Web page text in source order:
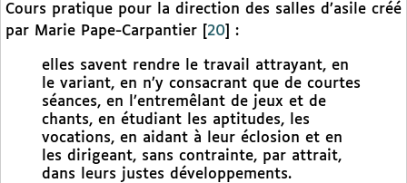
Cours pratique pour la direction des salles d’asile créé
par Marie Pape-Carpantier
20 :
elles savent rendre le travail attrayant, en
le variant, en n’y consacrant que de courtes
séances, en l’entremêlant de jeux et de
chants, en étudiant les aptitudes, les
vocations, en aidant à leur éclosion et en
les dirigeant, sans contrainte, par attrait,
dans leurs justes développements.